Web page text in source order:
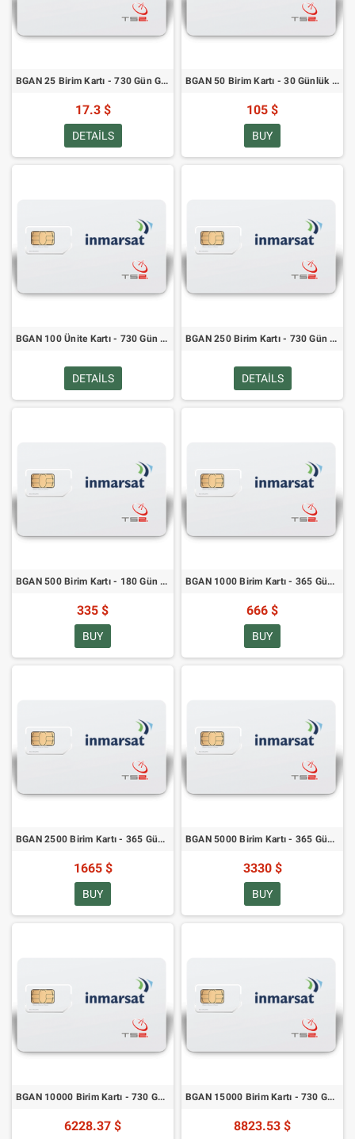
BGAN 25 Birim Kartı - 730 Gün Geçerlilik
17.3 $
DETAILS
BGAN 50 Birim Kartı - 30 Günlük Geçerlilik
105 $
BUY
BGAN 100 Ünite Kartı - 730 Gün Geçerlilik
DETAILS
BGAN 250 Birim Kartı - 730 Gün Geçerlilik
DETAILS
BGAN 500 Birim Kartı - 180 Gün Geçerlilik
335 $
BUY
BGAN 1000 Birim Kartı - 365 Gün Geçerlilik
666 $
BUY
BGAN 2500 Birim Kartı - 365 Gün Geçerlilik
1665 $
BUY
BGAN 5000 Birim Kartı - 365 Gün Geçerlilik
3330 $
BUY
BGAN 10000 Birim Kartı - 730 Gün Geçerlilik - Henüz Mevcut Değil
6228.37 $
BGAN 15000 Birim Kartı - 730 Gün Geçerlilik - Henüz Mevcut Değil
8823.53 $